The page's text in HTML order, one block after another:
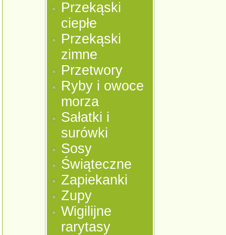
Przekąski
ciepłe
Przekąski
zimne
Przetwory
Ryby i owoce
morza
Sałatki i
surówki
Sosy
Świąteczne
Zapiekanki
Zupy
Wigilijne
rarytasy